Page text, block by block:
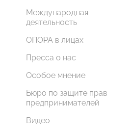
Международная
деятельность
ОПОРА в лицах
Пресса о нас
Особое мнение
Бюро по защите прав
предпринимателей
Видео